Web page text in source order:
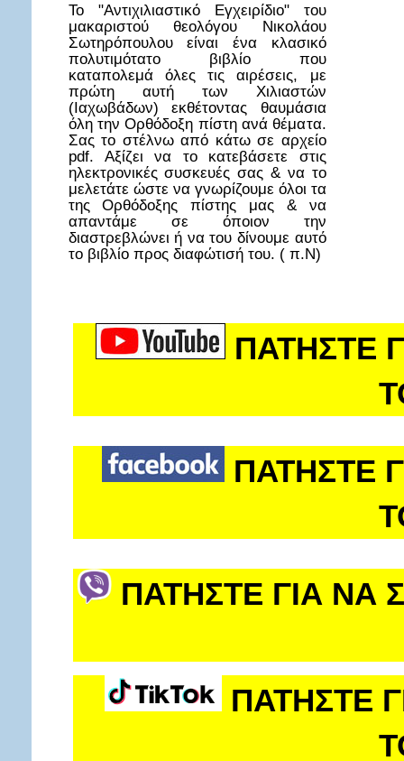
Το "Αντιχιλιαστικό Εγχειρίδιο" του
μακαριστού θεολόγου Νικολάου
Σωτηρόπουλου είναι ένα κλασικό
πολυτιμότατο βιβλίο που
καταπολεμά όλες τις αιρέσεις, με
πρώτη αυτή των Χιλιαστών
(Ιαχωβάδων) εκθέτοντας θαυμάσια
όλη την Ορθόδοξη πίστη ανά θέματα.
Σας το στέλνω από κάτω σε αρχείο
pdf. Αξίζει να το κατεβάσετε στις
ηλεκτρονικές συσκευές σας & να το
μελετάτε ώστε να γνωρίζουμε όλοι τα
της Ορθόδοξης πίστης μας & να
απαντάμε σε όποιον την
διαστρεβλώνει ή να του δίνουμε αυτό
το βιβλίο προς διαφώτισή του. ( π.Ν)
ΠΑΤΗΣΤΕ
ΠΑΤΗΣΤΕ
ΠΑΤΗΣΤΕ ΓΙΑ ΝΑ
ΠΑΤΗΣΤΕ